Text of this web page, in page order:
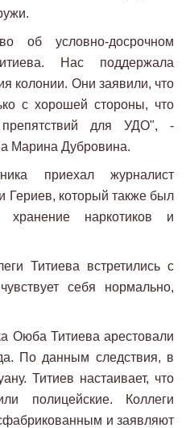
об условно-досрочном
Нас поддержала
колонии. Они заявили, что
с хорошей стороны, что
для УДО", -
Марина Дубровина.
приехал журналист
Гериев, который также был
хранение наркотиков и
Титиева встретились с
себя нормально,
Оюба Титиева арестовали
По данным следствия, в
Титиев настаивает, что
полицейские. Коллеги
и заявляют